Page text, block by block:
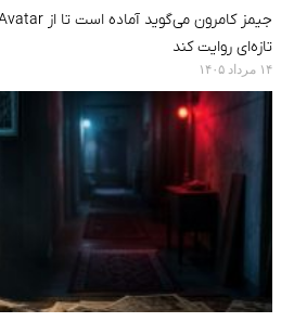
تازه‌ای روایت کند
۱۴ مرداد ۱۴۰۵